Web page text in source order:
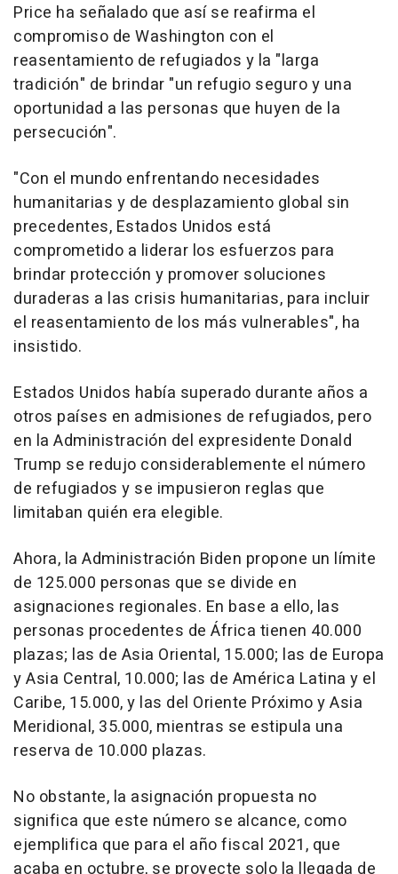
Price ha señalado que así se reafirma el
compromiso de Washington con el
reasentamiento de refugiados y la "larga
tradición" de brindar "un refugio seguro y una
oportunidad a las personas que huyen de la
persecución".
"Con el mundo enfrentando necesidades
humanitarias y de desplazamiento global sin
precedentes, Estados Unidos está
comprometido a liderar los esfuerzos para
brindar protección y promover soluciones
duraderas a las crisis humanitarias, para incluir
el reasentamiento de los más vulnerables", ha
insistido.
Estados Unidos había superado durante años a
otros países en admisiones de refugiados, pero
en la Administración del expresidente Donald
Trump se redujo considerablemente el número
de refugiados y se impusieron reglas que
limitaban quién era elegible.
Ahora, la Administración Biden propone un límite
de 125.000 personas que se divide en
asignaciones regionales. En base a ello, las
personas procedentes de África tienen 40.000
plazas; las de Asia Oriental, 15.000; las de Europa
y Asia Central, 10.000; las de América Latina y el
Caribe, 15.000, y las del Oriente Próximo y Asia
Meridional, 35.000, mientras se estipula una
reserva de 10.000 plazas.
No obstante, la asignación propuesta no
significa que este número se alcance, como
ejemplifica que para el año fiscal 2021, que